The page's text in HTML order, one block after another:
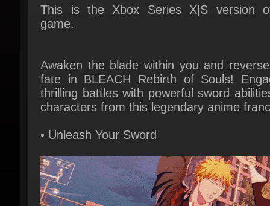
Awaken the blade within you and reverse
thrilling battles with powerful sword
characters from this legendary anime
• Unleash Your Sword